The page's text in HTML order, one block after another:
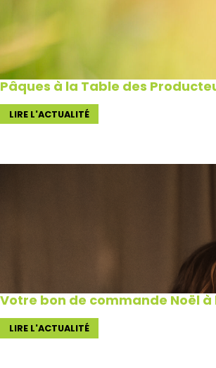
Pâques à la Table des
LIRE L'ACTUALITÉ
Votre bon de commande Noël
LIRE L'ACTUALITÉ